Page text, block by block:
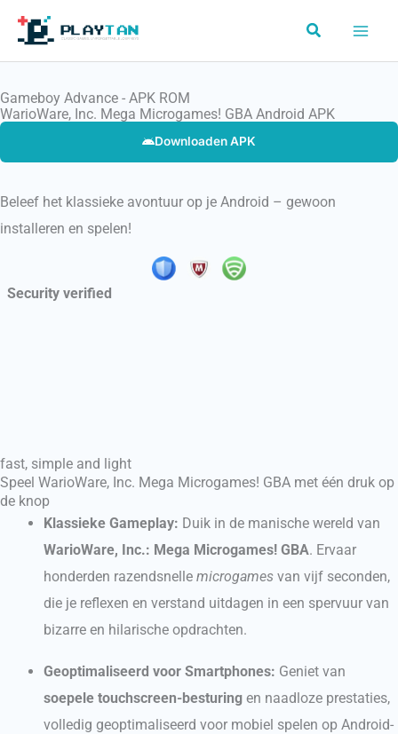
Skip
content
Search
Gameboy Advance - APK ROM
WarioWare, Inc. Mega Microgames! GBA Android APK
Downloaden APK
Beleef het klassieke avontuur op je Android – gewoon
installeren en spelen!
Security verified
fast, simple and light
Speel WarioWare, Inc. Mega Microgames! GBA met één druk op
de knop
Klassieke Gameplay: Duik in de manische wereld van
WarioWare, Inc.: Mega Microgames! GBA. Ervaar
honderden razendsnellemicrogames van vijf seconden,
die je reflexen en verstand uitdagen in een spervuur van
bizarre en hilarische opdrachten.
Geoptimaliseerd voor Smartphones: Geniet van
soepele touchscreen-besturing en naadloze prestaties,
volledig geoptimaliseerd voor mobiel spelen op Android-